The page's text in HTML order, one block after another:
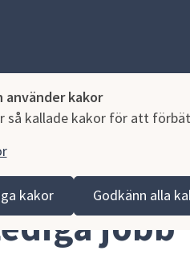
använder kakor
så kallade kakor för att
kakor Godkänn alla
Jobb och praktik
jobb